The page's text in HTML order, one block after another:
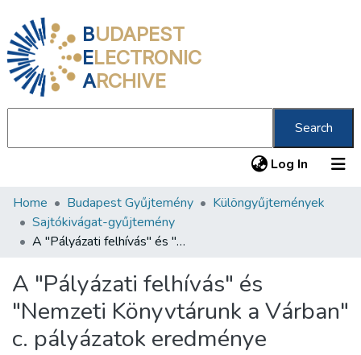
BUDAPEST
ELECTRONIC
ARCHIVE
Search
Log In (current)
Communities & Collections
All of DSpace
About us
Home Budapest Gyűjtemény
Különgyűjtemények
Sajtókivágat-gyűjtemény
A "Pályázati felhívás" és "Nemzeti Könyvtárunk a Várban" c. pályázatok eredménye
A "Pályázati felhívás" és
"Nemzeti Könyvtárunk a Várban"
c. pályázatok eredménye